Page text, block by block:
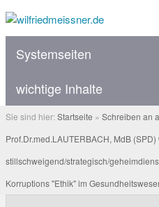
Systemseiten
wichtige Inhalte
Sie sind hier:Startseite » Schreiben an
Prof.Dr.med.LAUTERBACH, MdB (SPD)
stillschweigend/strategisch/
Korruptions "Ethik" im